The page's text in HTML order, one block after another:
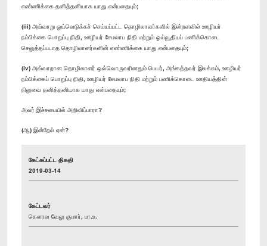
எண்ணிக்கை தனித்தனியாக யாது என்பதையும்;
(iii) அவ்வாறு ஓய்வெடுக்கச் செய்யப்பட்ட தொழிலாளர்களில் இன்றளவில் ஊழியர்
நம்பிக்கை பொறுப்பு நிதி, ஊழியர் சேமலாப நிதி மற்றும் ஓய்வூதியப் பணிக்கொடை
செலுத்தப்படாத தொழிலாளர்களின் எண்ணிக்கை யாது என்பதையும்;
(iv) அவ்வாறான தொழிலாளர் ஒவ்வொருவரினதும் பெயர், அங்கத்தவர் இலக்கம், ஊழியர்
நம்பிக்கைப் பொறுப்பு நிதி, ஊழியர் சேமலாப நிதி மற்றும் பணிக்கொடை ஊதியத்தின்
நிலுவை தனித்தனியாக யாது என்பதையும்;
அவர் இச்சபையில் அறிவிப்பாரா?
(ஆ) இன்றேல் ஏன்?
கேட்கப்பட்ட திகதி
2019-03-14
கேட்டவர்
கௌரவ வேலு குமார், பா.உ.